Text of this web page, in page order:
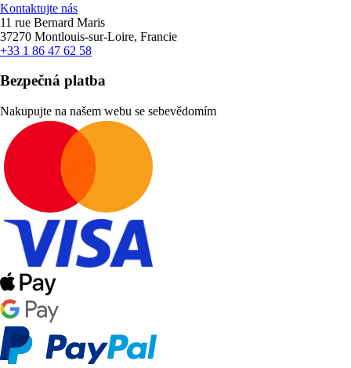
Kontaktujte nás
11 rue Bernard Maris
37270 Montlouis-sur-Loire, Francie
+33 1 86 47 62 58
Bezpečná platba
Nakupujte na našem webu se sebevědomím